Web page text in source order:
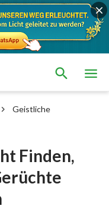
Geistliche
Finden,